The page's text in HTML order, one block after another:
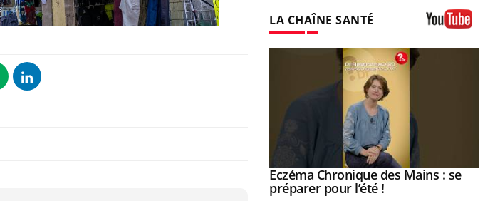
LA CHAÎNE SANTÉ
Youtube
Eczéma Chronique des Mains : se
préparer pour l’été !Youtube